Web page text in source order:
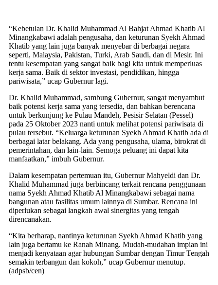
“Kebetulan Dr. Khalid Muhammad Al Bahjat Ahmad Khatib Al
Minangkabawi adalah pengusaha, dan keturunan Syekh Ahmad
Khatib yang lain juga banyak menyebar di berbagai negara
seperti, Malaysia, Pakistan, Turki, Arab Saudi, dan di Mesir. Ini
tentu kesempatan yang sangat baik bagi kita untuk memperluas
kerja sama. Baik di sektor investasi, pendidikan, hingga
pariwisata,” ucap Gubernur lagi.
Dr. Khalid Muhammad, sambung Gubernur, sangat menyambut
baik potensi kerja sama yang tersedia, dan bahkan berencana
untuk berkunjung ke Pulau Mandeh, Pesisir Selatan (Pessel)
pada 25 Oktober 2023 nanti untuk melihat potensi pariwisata di
pulau tersebut. “Keluarga keturunan Syekh Ahmad Khatib ada di
berbagai latar belakang. Ada yang pengusaha, ulama, birokrat di
pemerintahan, dan lain-lain. Semoga peluang ini dapat kita
manfaatkan,” imbuh Gubernur.
Dalam kesempatan pertemuan itu, Gubernur Mahyeldi dan Dr.
Khalid Muhammad juga berbincang terkait rencana penggunaan
nama Syekh Ahmad Khatib Al Minangkabawi sebagai nama
bangunan atau fasilitas umum lainnya di Sumbar. Rencana ini
diperlukan sebagai langkah awal sinergitas yang tengah
direncanakan.
“Kita berharap, nantinya keturunan Syekh Ahmad Khatib yang
lain juga bertamu ke Ranah Minang. Mudah-mudahan impian ini
menjadi kenyataan agar hubungan Sumbar dengan Timur Tengah
semakin terbangun dan kokoh,” ucap Gubernur menutup.
(adpsb/cen)